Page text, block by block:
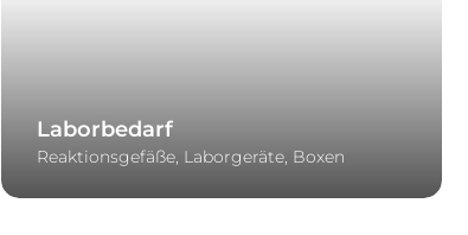
Laborbedarf
Reaktionsgefäße, Laborgeräte, Boxen